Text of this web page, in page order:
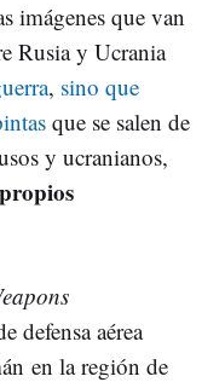
imágenes que van
Rusia y Ucrania
, sino que
que se salen de
y ucranianos,
defensa aérea
en la región de